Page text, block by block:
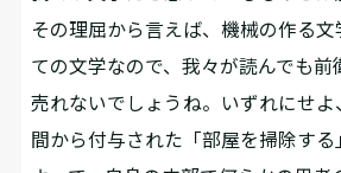
その理屈から言えば、機械の作る
ての文学なので、我々が読んでも前
売れないでしょうね。いずれにせよ
間から付与された「部屋を掃除する